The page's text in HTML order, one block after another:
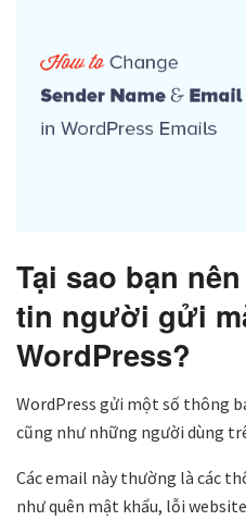
Tại sao bạn
tin người gửi
WordPress?
WordPress gửi một số thông
cũng như những người dùng
Các email này thường là các
như quên mật khẩu, lỗi